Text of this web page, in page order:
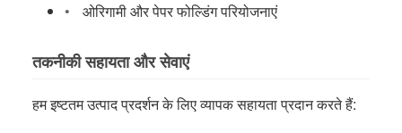
ओरिगामी और पेपर फोल्डिंग परियोजनाएं
तकनीकी सहायता और सेवाएं
हम इष्टतम उत्पाद प्रदर्शन के लिए व्यापक सहायता प्रदान करते हैं: